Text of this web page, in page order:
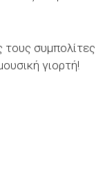
συμπολίτες
γιορτή!